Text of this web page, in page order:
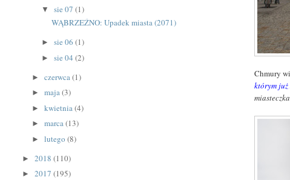
Chmury
którym już
▼ sie 07 (1)
WĄBRZEŹNO: Upadek miasta (2071)
► sie 06 (1)
► sie 04 (2)
►czerwca(1)
►maja(3)
►kwietnia(4)
►marca(13)
►lutego(8)
►2018(110)
►2017(195)